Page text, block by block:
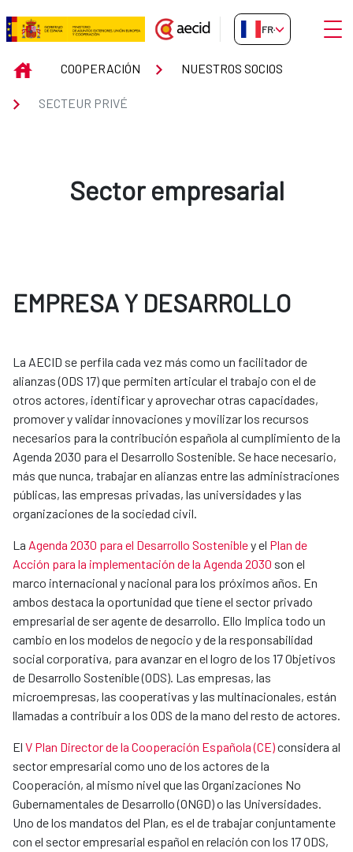
Saut au contenu principal
SECTEUR PRIVÉ
FR-FR
INICIOCOOPERACIÓN NUESTROS SOCIOS
SECTEUR PRIVÉ
Sector empresarial
EMPRESA Y DESARROLLO
La AECID se perfila cada vez más como un facilitador de
alianzas (ODS 17) que permiten articular el trabajo con el de
otros actores, identificar y aprovechar otras capacidades,
promover y validar innovaciones y movilizar los recursos
necesarios para la contribución española al cumplimiento de la
Agenda 2030 para el Desarrollo Sostenible. Se hace necesario,
más que nunca, trabajar en alianzas entre las administraciones
públicas, las empresas privadas, las universidades y las
organizaciones de la sociedad civil.
La Agenda 2030 para el Desarrollo Sostenibley el Plan de
Acción para la implementación de la Agenda 2030 son el
marco internacional y nacional para los próximos años. En
ambos destaca la oportunidad que tiene el sector privado
empresarial de ser agente de desarrollo. Ello Implica todo un
cambio en los modelos de negocio y de la responsabilidad
social corporativa, para avanzar en el logro de los 17 Objetivos
de Desarrollo Sostenible (ODS). Las empresas, las
microempresas, las cooperativas y las multinacionales, están
llamadas a contribuir a los ODS de la mano del resto de actores.
El V Plan Director de la Cooperación Española (CE)considera al
sector empresarial como uno de los actores de la
Cooperación, al mismo nivel que las Organizaciones No
Gubernamentales de Desarrollo (ONGD) o las Universidades.
Uno de los mandatos del Plan, es el de trabajar conjuntamente
con el sector empresarial español en relación con los 17 ODS,